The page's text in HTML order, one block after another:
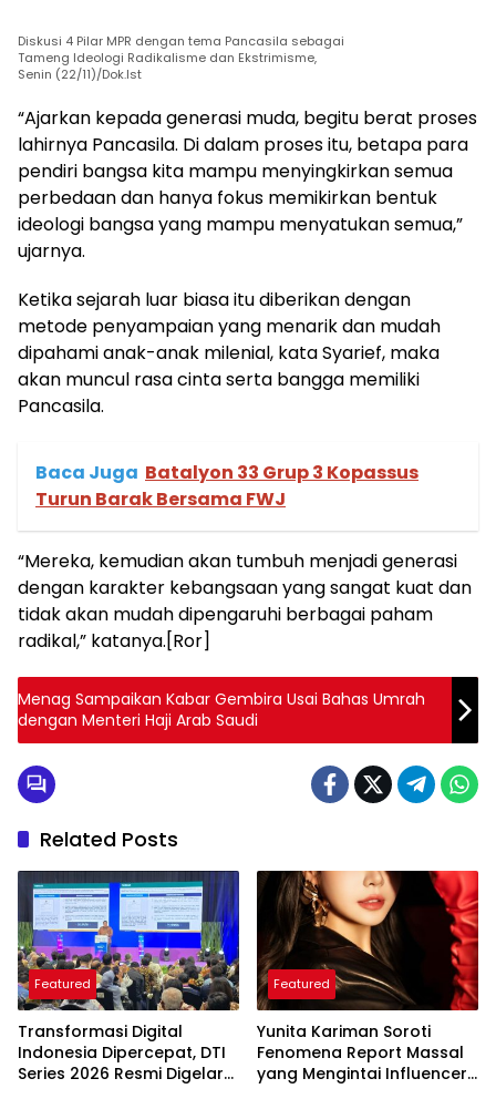
Diskusi 4 Pilar MPR dengan tema Pancasila sebagai
Tameng Ideologi Radikalisme dan Ekstrimisme,
Senin (22/11)/Dok.Ist
“Ajarkan kepada generasi muda, begitu berat proses
lahirnya Pancasila. Di dalam proses itu, betapa para
pendiri bangsa kita mampu menyingkirkan semua
perbedaan dan hanya fokus memikirkan bentuk
ideologi bangsa yang mampu menyatukan semua,”
ujarnya.
Ketika sejarah luar biasa itu diberikan dengan
metode penyampaian yang menarik dan mudah
dipahami anak-anak milenial, kata Syarief, maka
akan muncul rasa cinta serta bangga memiliki
Pancasila.
Baca Juga Batalyon 33 Grup 3 Kopassus
Turun Barak Bersama FWJ
“Mereka, kemudian akan tumbuh menjadi generasi
dengan karakter kebangsaan yang sangat kuat dan
tidak akan mudah dipengaruhi berbagai paham
radikal,” katanya.[Ror]
Menag Sampaikan Kabar Gembira Usai Bahas Umrah
dengan Menteri Haji Arab Saudi
Related Posts
Featured
Transformasi Digital
Indonesia Dipercepat, DTI
Series 2026 Resmi Digelar
Featured
Yunita Kariman Soroti
Fenomena Report Massal
yang Mengintai Influencer,